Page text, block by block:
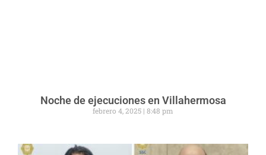
Noche de ejecuciones en Villahermosa
febrero 4, 2025 8:48 pm